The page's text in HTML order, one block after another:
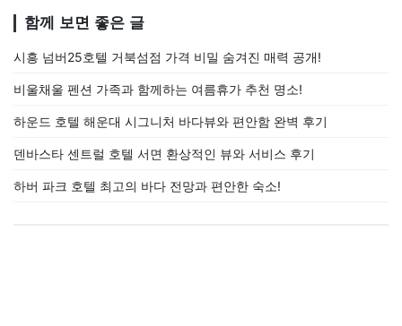
함께 보면 좋은 글
시흥 넘버25호텔 거북섬점 가격 비밀 숨겨진 매력 공개!
비울채울 펜션 가족과 함께하는 여름휴가 추천 명소!
하운드 호텔 해운대 시그니처 바다뷰와 편안함 완벽 후기
덴바스타 센트럴 호텔 서면 환상적인 뷰와 서비스 후기
하버 파크 호텔 최고의 바다 전망과 편안한 숙소!